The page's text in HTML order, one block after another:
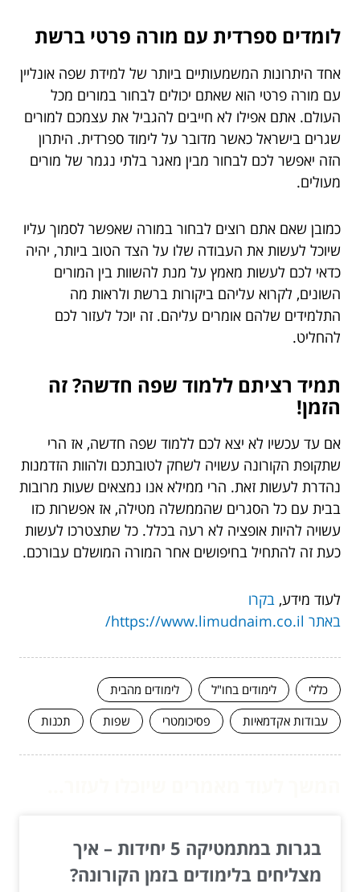
לומדים ספרדית עם מורה פרטי ברשת
אחד היתרונות המשמעותיים ביותר של למידת שפה אונליין
עם מורה פרטי הוא שאתם יכולים לבחור במורים מכל
העולם. אתם אפילו לא חייבים להגביל את עצמכם למורים
שגרים בישראל כאשר מדובר על לימוד ספרדית. היתרון
הזה יאפשר לכם לבחור מבין מאגר בלתי נגמר של מורים
מעולים.
כמובן שאם אתם רוצים לבחור במורה שאפשר לסמוך עליו
שיוכל לעשות את העבודה שלו על הצד הטוב ביותר, יהיה
כדאי לכם לעשות מאמץ על מנת להשוות בין המורים
השונים, לקרוא עליהם ביקורות ברשת ולראות מה
התלמידים שלהם אומרים עליהם. זה יוכל לעזור לכם
להחליט.
תמיד רציתם ללמוד שפה חדשה? זה
הזמן!
אם עד עכשיו לא יצא לכם ללמוד שפה חדשה, אז הרי
שתקופת הקורונה עשויה לשחק לטובתכם ולהוות הזדמנות
נהדרת לעשות זאת. הרי ממילא אנו נמצאים שעות מרובות
בבית עם כל הסגרים שהממשלה מטילה, אז אפשרות כזו
עשויה להיות אופציה לא רעה בכלל. כל שתצטרכו לעשות
כעת זה להתחיל בחיפושים אחר המורה המושלם עבורכם.
לעוד מידע, בקרו
באתר https://www.limudnaim.co.il/
כללי לימודים בחו"ל
לימודים מהבית
עבודות אקדמאיות
פסיכומטרי שפות תכנות
בגרות במתמטיקה 5 יחידות – איך
מצליחים בלימודים בזמן הקורונה?